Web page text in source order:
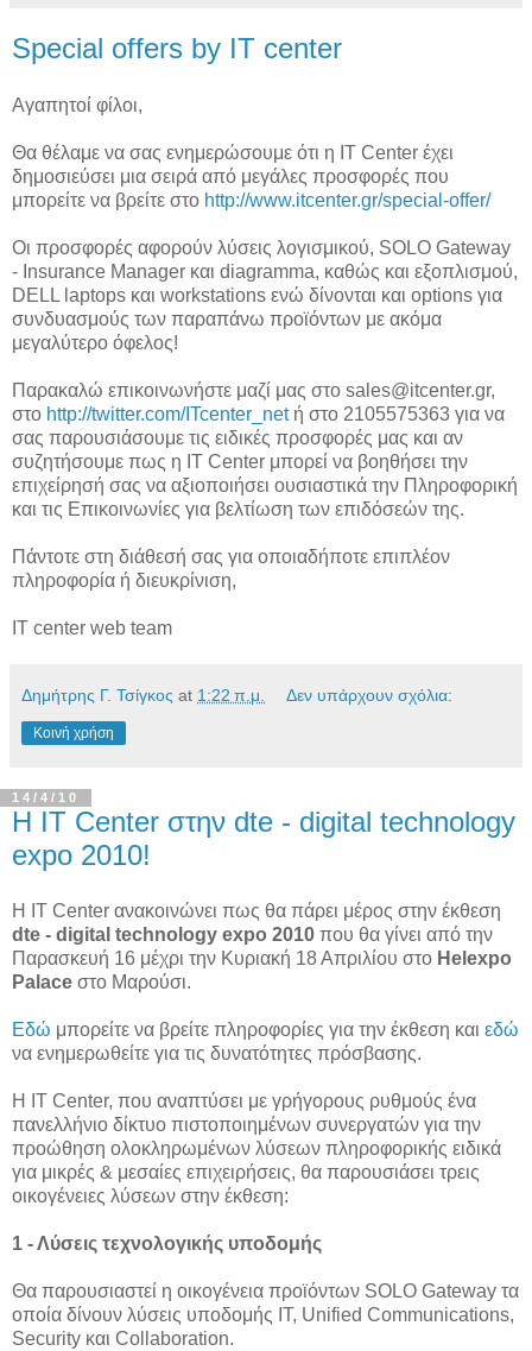
Special offers by IT center
Αγαπητοί φίλοι,
Θα θέλαμε να σας ενημερώσουμε ότι η IT Center έχει
δημοσιεύσει μια σειρά από μεγάλες προσφορές που
μπορείτε να βρείτε στο http://www.itcenter.gr/special-offer/
Οι προσφορές αφορούν λύσεις λογισμικού, SOLO Gateway
- Insurance Manager και diagramma, καθώς και εξοπλισμού,
DELL laptops και workstations ενώ δίνονται και options για
συνδυασμούς των παραπάνω προϊόντων με ακόμα
μεγαλύτερο όφελος!
Παρακαλώ επικοινωνήστε μαζί μας στο sales@itcenter.gr,
στο http://twitter.com/ITcenter_netή στο 2105575363 για να
σας παρουσιάσουμε τις ειδικές προσφορές μας και αν
συζητήσουμε πως η IT Center μπορεί να βοηθήσει την
επιχείρησή σας να αξιοποιήσει ουσιαστικά την Πληροφορική
και τις Επικοινωνίες για βελτίωση των επιδόσεών της.
Πάντοτε στη διάθεσή σας για οποιαδήποτε επιπλέον
πληροφορία ή διευκρίνιση,
IT center web team
Δημήτρης Γ. Τσίγκος at 1:22 π.μ. Δεν υπάρχουν σχόλια:
Κοινή χρήση
14/4/10
H IT Center στην dte - digital technology
expo 2010!
H IT Center ανακοινώνει πως θα πάρει μέρος στην έκθεση
dte - digital technology expo 2010 που θα γίνει από την
Παρασκευή 16 μέχρι την Κυριακή 18 Απριλίου στο Helexpo
Palace στο Μαρούσι.
Εδώ μπορείτε να βρείτε πληροφορίες για την έκθεση και εδώ
να ενημερωθείτε για τις δυνατότητες πρόσβασης.
Η ΙΤ Center, που αναπτύσει με γρήγορους ρυθμούς ένα
πανελλήνιο δίκτυο πιστοποιημένων συνεργατών για την
προώθηση ολοκληρωμένων λύσεων πληροφορικής ειδικά
για μικρές & μεσαίες επιχειρήσεις, θα παρουσιάσει τρεις
οικογένειες λύσεων στην έκθεση:
1 - Λύσεις τεχνολογικής υποδομής
Θα παρουσιαστεί η οικογένεια προϊόντων SOLO Gateway τα
οποία δίνουν λύσεις υποδομής IT, Unified Communications,
Security και Collaboration.